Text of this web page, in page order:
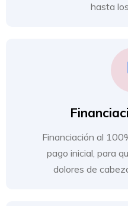
hasta
Financiación al
pago inicial, para
dolores de